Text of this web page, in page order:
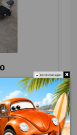
Do not show again.